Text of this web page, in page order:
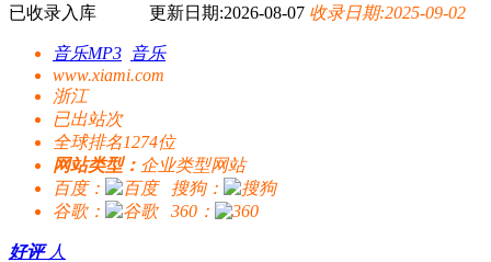
已收录入库 更新日期:2026-08-07 收录日期:2025-09-02
音乐MP3 音乐
www.xiami.com
浙江
已出站次
全球排名1274位
网站类型： 企业类型网站
百度：
搜狗：
谷歌：
360：
好评 人